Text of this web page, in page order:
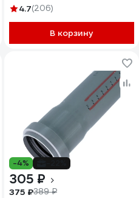
4.7(206)
В корзину
-4%
305 ₽
375 ₽389 ₽